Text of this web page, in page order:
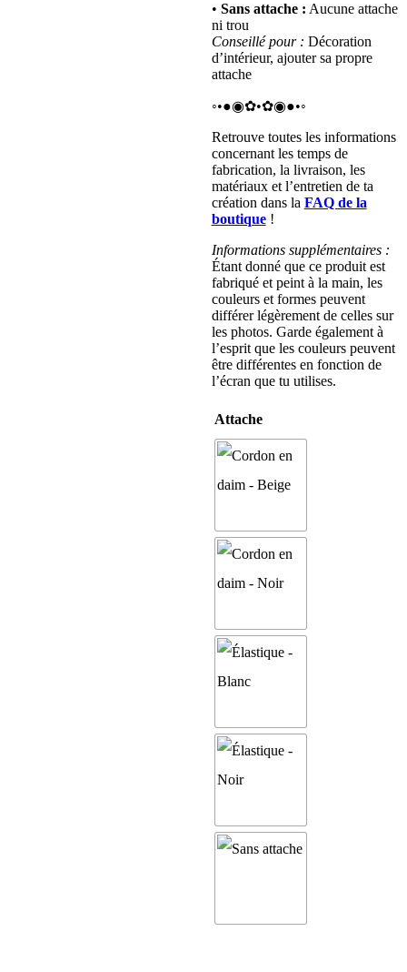
• Sans attache : Aucune attache
ni trou
Conseillé pour : Décoration
d’intérieur, ajouter sa propre
attache
◦•●◉✿•✿◉●•◦
Retrouve toutes les informations
concernant les temps de
fabrication, la livraison, les
matériaux et l’entretien de ta
création dans la FAQ de la
boutique!
Informations supplémentaires :
Étant donné que ce produit est
fabriqué et peint à la main, les
couleurs et formes peuvent
différer légèrement de celles sur
les photos. Garde également à
l’esprit que les couleurs peuvent
être différentes en fonction de
l’écran que tu utilises.
Attache